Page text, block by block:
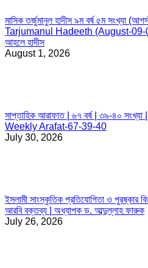
মাসিক তর্জুমানুল হাদীস ৯ম বর্ষ ৫ম সংখ্যা
Tarjumanul Hadeeth (August-09-
আহলে হাদীস
August 1, 2026
সাপ্তাহিক আরাফাত | ৬৭ বর্ষ | ৩৯-৪০ সংখ্যা
Weekly Arafat-67-39-40
July 30, 2026
ইসলামী সাংস্কৃতিক প্রতিযোগিতা ও পুরষ্কার
আরবি বক্তব্য | অধ্যাপক ড. আব্দুল্লাহ ফারুক
July 26, 2026